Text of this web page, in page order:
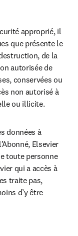
approprié, il
que présente le
de la
autorisée de
conservées ou
non autorisé à
ou illicite.
données à
Elsevier
toute personne
qui a accès à
traite pas,
d’y être